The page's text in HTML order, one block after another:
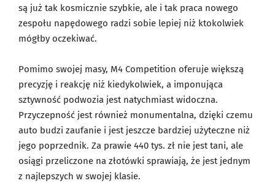
są już tak kosmicznie szybkie, ale i tak praca nowego
zespołu napędowego radzi sobie lepiej niż ktokolwiek
mógłby oczekiwać.
Pomimo swojej masy, M4 Competition oferuje większą
precyzję i reakcję niż kiedykolwiek, a imponująca
sztywność podwozia jest natychmiast widoczna.
Przyczepność jest również monumentalna, dzięki czemu
auto budzi zaufanie i jest jeszcze bardziej użyteczne niż
jego poprzednik. Za prawie 440 tys. zł nie jest tani, ale
osiągi przeliczone na złotówki sprawiają, że jest jednym
z najlepszych w swojej klasie.